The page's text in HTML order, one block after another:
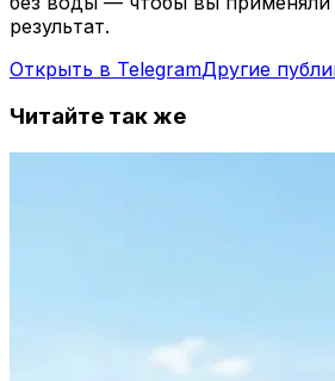
результат.
Открыть в TelegramДругие
Читайте так же